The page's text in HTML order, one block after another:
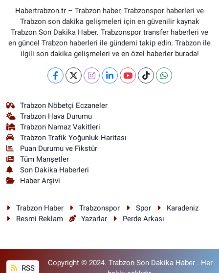
Habertrabzon.tr – Trabzon haber, Trabzonspor haberleri ve
Trabzon son dakika gelişmeleri için en güvenilir kaynak
Trabzon Son Dakika Haber. Trabzonspor transfer haberleri ve
en güncel Trabzon haberleri ile gündemi takip edin. Trabzon ile
ilgili son dakika gelişmeleri ve en özel haberler burada!
Trabzon Nöbetçi Eczaneler
Trabzon Hava Durumu
Trabzon Namaz Vakitleri
Trabzon Trafik Yoğunluk Haritası
Puan Durumu ve Fikstür
Tüm Manşetler
Son Dakika Haberleri
Haber Arşivi
Trabzon Haber Trabzonspor Spor
Karadeniz
Resmi Reklam
Yazarlar Perde Arkası
RSS
Copyright © 2024. Trabzon Son Dakika Haber . Her